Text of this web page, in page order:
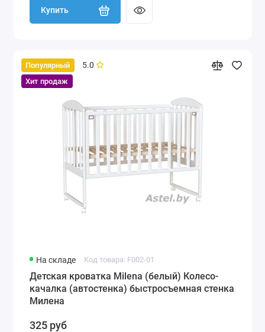
Купить
Популярный
Хит продаж
5.0
На складе Код товара: F002-01
Детская кроватка Milena (белый) Колесо-
качалка (автостенка) быстросъемная стенка
Милена
325 руб